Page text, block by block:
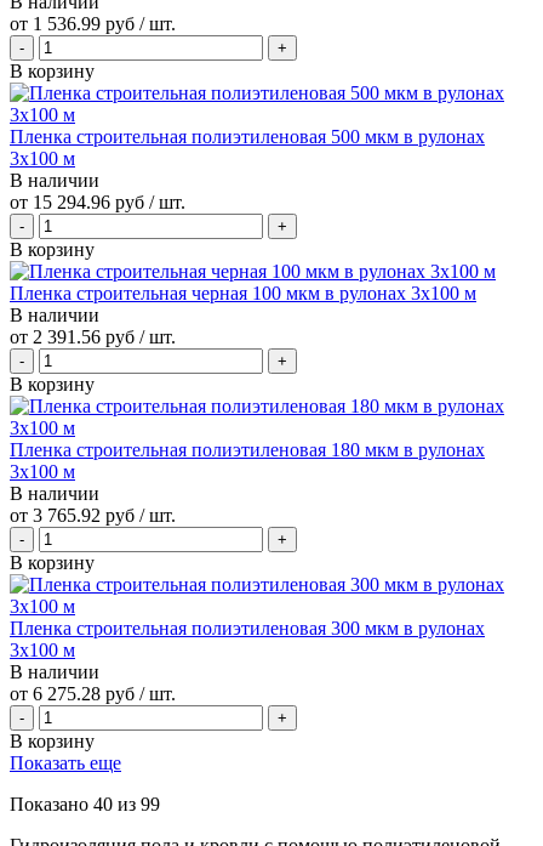
от 1 536.99 руб / шт.
В корзину
Пленка строительная полиэтиленовая 500 мкм в рулонах
3х100 м
В наличии
от 15 294.96 руб / шт.
В корзину
Пленка строительная черная 100 мкм в рулонах 3х100 м
В наличии
от 2 391.56 руб / шт.
В корзину
Пленка строительная полиэтиленовая 180 мкм в рулонах
3х100 м
В наличии
от 3 765.92 руб / шт.
В корзину
Пленка строительная полиэтиленовая 300 мкм в рулонах
3х100 м
В наличии
от 6 275.28 руб / шт.
В корзину
Показать еще
Показано 40 из 99